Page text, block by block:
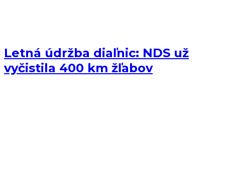
Letná údržba diaľnic: NDS už
vyčistila 400 km žľabov